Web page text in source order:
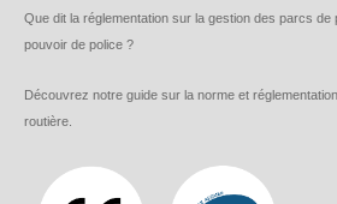
Que dit la réglementation sur la gestion des parcs de
pouvoir de police ?
Découvrez notre guide sur la norme et
routière.